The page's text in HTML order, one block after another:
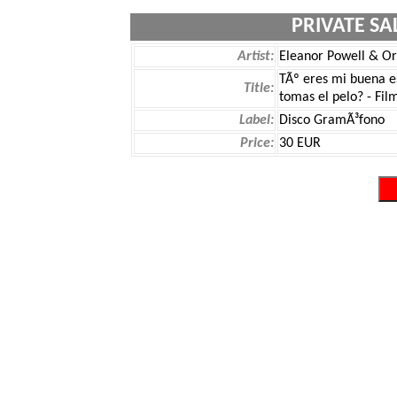
PRIVATE
Artist: Eleanor Powell &
Title:
TÃº eres mi buena
tomas el pelo? -
Label: Disco GramÃ³fono
Price: 30 EUR